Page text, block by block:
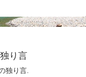
り言
独り言.